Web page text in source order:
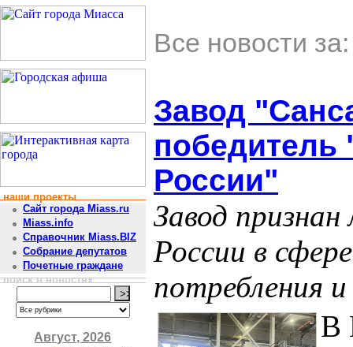
наши проекты
Сайт города Miass.ru
Miass.info
Справочник Miass.BIZ
Собрание депутатов
Почетные граждане
поиск в новостях
Август, 2026
Все новости
Завод
победитель
России"
Завод
России в
потребления
В